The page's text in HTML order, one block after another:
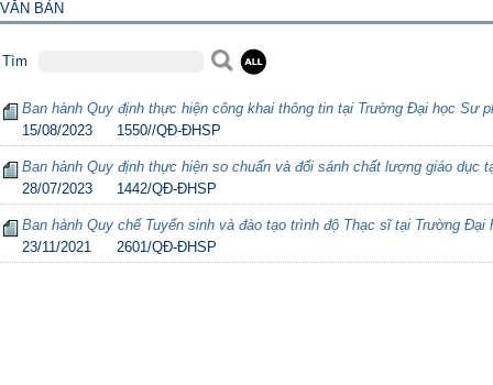
VĂN BẢN
Tìm
Ban hành Quy định thực hiện công khai thông tin tại Trường Đại học Sư
15/08/2023
1550//QĐ-ĐHSP
Ban hành Quy định thực hiện so chuẩn và đối sánh chất lượng giáo dục
28/07/2023
1442/QĐ-ĐHSP
Ban hành Quy chế Tuyển sinh và đào tạo trình độ Thạc sĩ tại Trường
23/11/2021
2601/QĐ-ĐHSP